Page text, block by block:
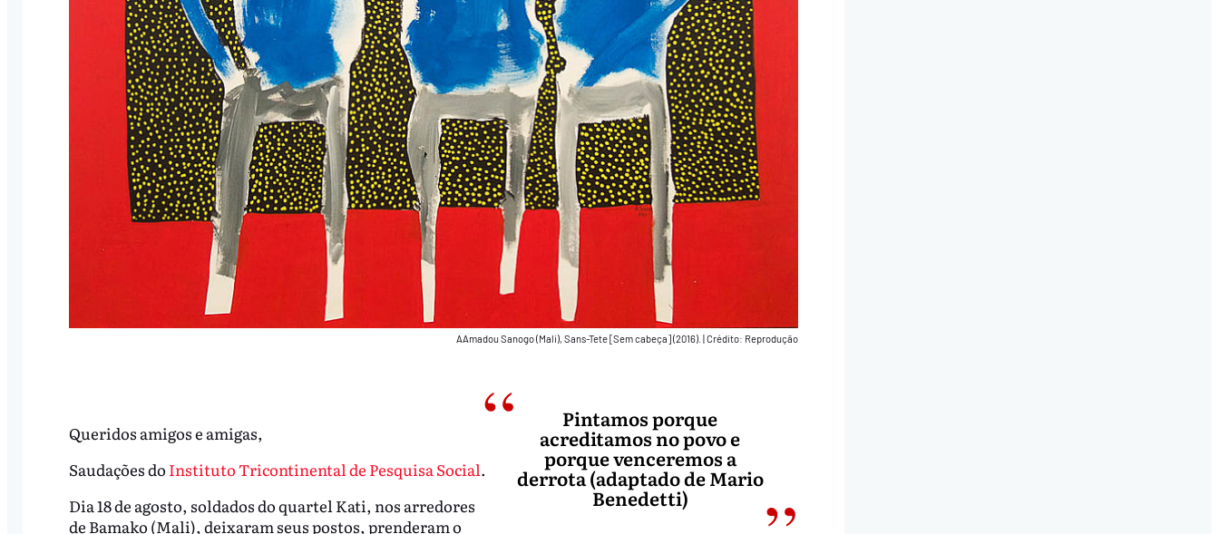
AAmadou Sanogo (Mali), Sans-Tete [Sem cabeça] (2016). Crédito: Reprodução
Pintamos porque
acreditamos no povo e
porque venceremos a
derrota (adaptado de Mario
Benedetti)
Queridos amigos e amigas,
Saudações do Instituto Tricontinental de Pesquisa Social.
Dia 18 de agosto, soldados do quartel Kati, nos arredores
de Bamako (Mali), deixaram seus postos, prenderam o